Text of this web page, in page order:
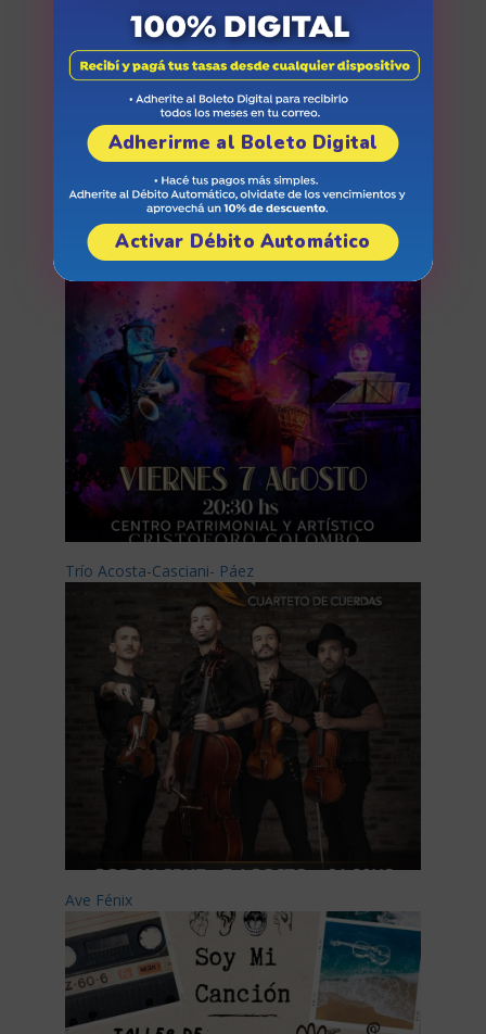
Arizu Vibras
Trío Acosta-Casciani- Páez
Ave Fénix
Adherirme al Boleto Digital
Activar Débito Automático